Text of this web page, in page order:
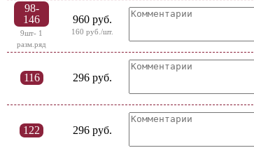
98-
146
9шт- 1
разм.ряд
960 руб.
160 руб./шт.
116 296 руб.
122 296 руб.